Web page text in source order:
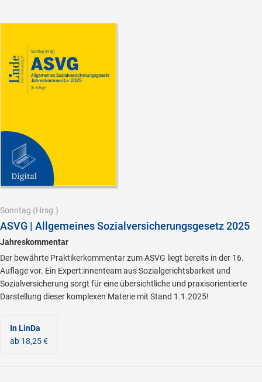
Sonntag (Hrsg.)
ASVG | Allgemeines Sozialversicherungsgesetz 2025
Jahreskommentar
Der bewährte Praktikerkommentar zum ASVG liegt bereits in der 16.
Auflage vor. Ein Expert:innenteam aus Sozialgerichtsbarkeit und
Sozialversicherung sorgt für eine übersichtliche und praxisorientierte
Darstellung dieser komplexen Materie mit Stand 1.1.2025!
In LinDa
ab 18,25 €